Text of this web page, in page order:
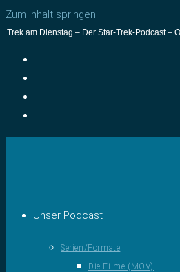
Zum Inhalt springen
Trek am Dienstag – Der Star-Trek-Podcast –
Unser Podcast
Serien/Formate
Die Filme (MOV)